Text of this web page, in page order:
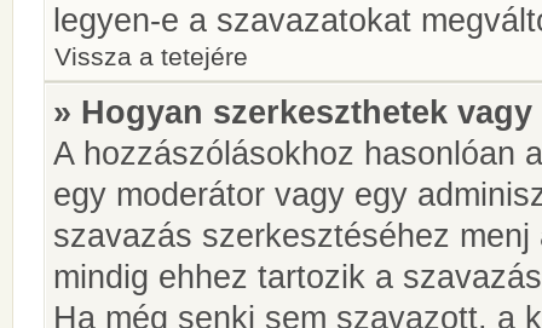
legyen-e a szavazatokat
Vissza a tetejére
» Hogyan szerkeszthetek
A hozzászólásokhoz hasonlóan
egy moderátor vagy egy
szavazás szerkesztéséhez
mindig ehhez tartozik a
Ha még senki sem szavazott, a